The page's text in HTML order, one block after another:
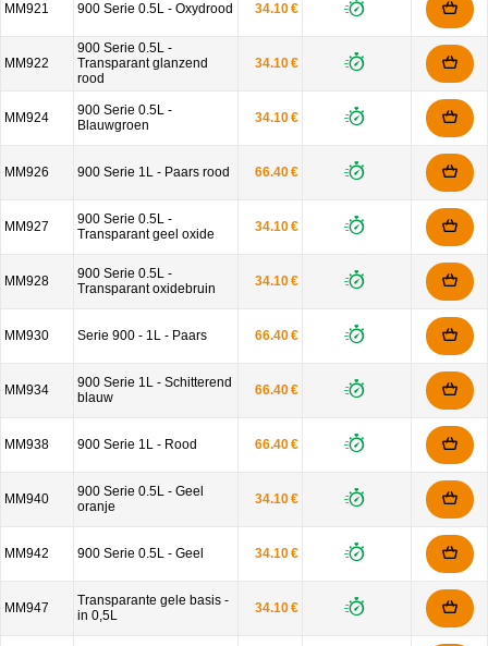
MM921 900 Serie 0.5L - Oxydrood 34.10 €
MM922
900 Serie 0.5L -
Transparant glanzend
rood
34.10 €
MM924
900 Serie 0.5L -
Blauwgroen
34.10 €
MM926 900 Serie 1L - Paars rood 66.40 €
MM927
900 Serie 0.5L -
Transparant geel oxide
34.10 €
MM928
900 Serie 0.5L -
Transparant oxidebruin
34.10 €
MM930 Serie 900 - 1L - Paars 66.40 €
MM934
900 Serie 1L - Schitterend
blauw
66.40 €
MM938 900 Serie 1L - Rood 66.40 €
MM940
900 Serie 0.5L - Geel
oranje
34.10 €
MM942 900 Serie 0.5L - Geel 34.10 €
MM947
Transparante gele basis -
in 0,5L
34.10 €